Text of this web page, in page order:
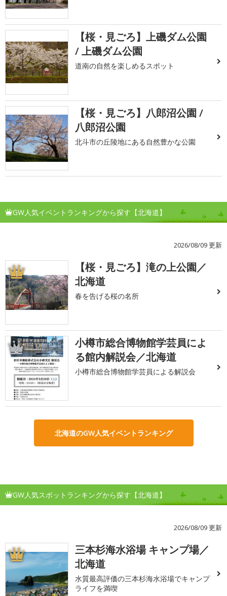
【桜・見ごろ】上磯ダム公園
/ 上磯ダム公園
道南の自然を楽しめるスポット
【桜・見ごろ】八郎沼公園 /
八郎沼公園
北斗市の丘陵地にある自然豊かな公園
GW人気イベントランキングから探す【北海道】
2026/08/09 更新
1
【桜・見ごろ】滝の上公園／
北海道
春を告げる桜の名所
2
小樽市総合博物館学芸員によ
る館内解説会／北海道
小樽市総合博物館学芸員による解説会
北海道のGW人気イベントランキング
GW人気スポットランキングから探す【北海道】
2026/08/09 更新
1
三本杉海水浴場 キャンプ場／
北海道
水質最高評価の三本杉海水浴場でキャンプ
ライフを満喫